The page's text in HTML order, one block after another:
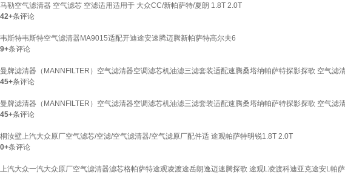
马勒空气滤清器 空气滤芯 空滤适用适用于 大众CC/新帕萨特/夏朗 1.8T 2.0T
42+条评论
韦斯特韦斯特空气滤清器MA9015适配开迪途安速腾迈腾新帕萨特高尔夫6
9+条评论
曼牌滤清器（MANNFILTER）空气滤清器空调滤芯机油滤三滤套装适配速腾桑塔纳帕萨特探影探歌 空气滤
45+条评论
曼牌滤清器（MANNFILTER）空气滤清器空调滤芯机油滤三滤套装适配速腾桑塔纳帕萨特探影探歌 空气滤
45+条评论
桐汝壁上汽大众原厂空气滤芯/空滤/空气滤清器/空气滤原厂配件适 途观帕萨特明锐1.8T 2.0T
0+条评论
上汽大众一汽大众原厂空气滤清器滤芯格帕萨特途观凌渡途岳朗逸迈速腾探歌 途观L凌渡科迪亚克途安L帕